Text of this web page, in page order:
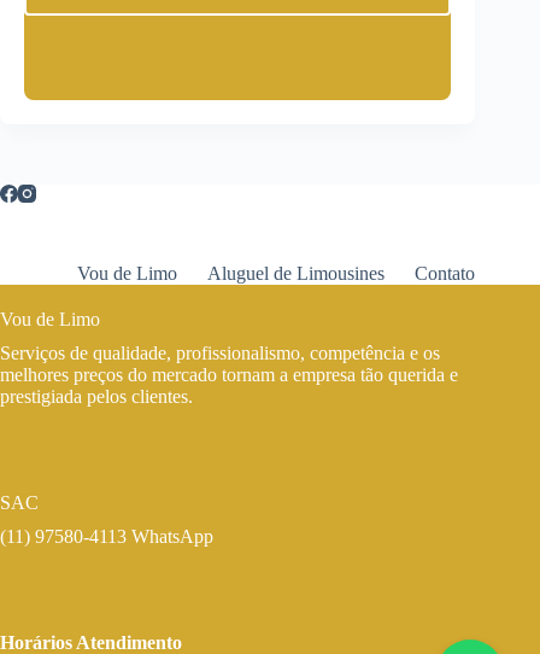
Vou de Limo Aluguel de Limousines Contato
Vou de Limo
Serviços de qualidade, profissionalismo, competência e os
melhores preços do mercado tornam a empresa tão querida e
prestigiada pelos clientes.
SAC
(11) 97580-4113 WhatsApp
Horários Atendimento